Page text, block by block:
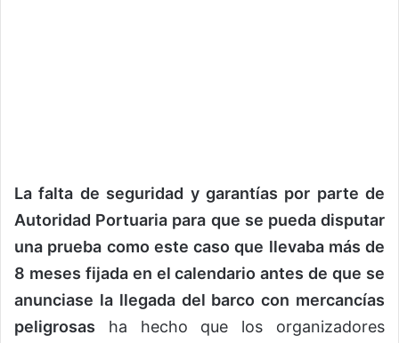
La falta de seguridad y garantías por parte de
Autoridad Portuaria para que se pueda disputar
una prueba como este caso que llevaba más de
8 meses fijada en el calendario antes de que se
anunciase la llegada del barco con mercancías
peligrosas ha hecho que los organizadores